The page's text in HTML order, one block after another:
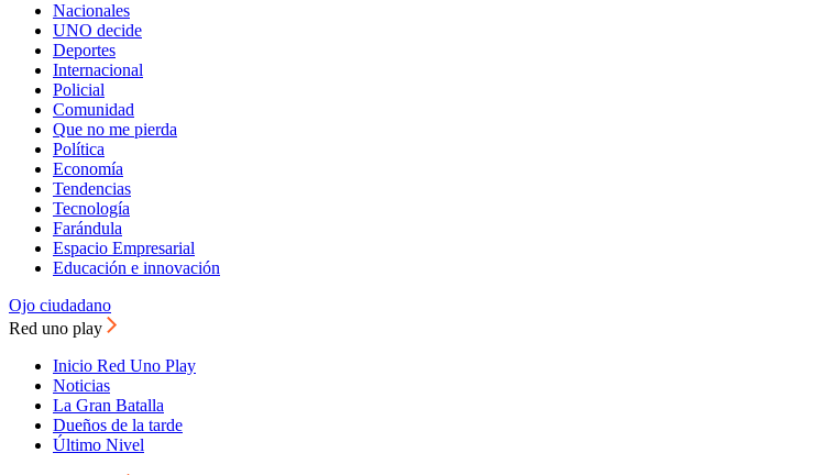
Nacionales
UNO decide
Deportes
Internacional
Policial
Comunidad
Que no me pierda
Política
Economía
Tendencias
Tecnología
Farándula
Espacio Empresarial
Educación e innovación
Ojo ciudadano
Red uno play
Inicio Red Uno Play
Noticias
La Gran Batalla
Dueños de la tarde
Último Nivel